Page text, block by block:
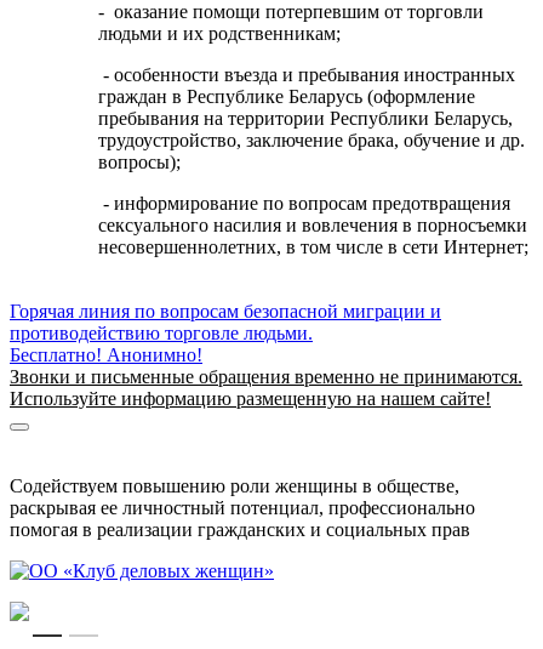
- оказание помощи потерпевшим от торговли
людьми и их родственникам;
- особенности въезда и пребывания иностранных
граждан в Республике Беларусь (оформление
пребывания на территории Республики Беларусь,
трудоустройство, заключение брака, обучение и др.
вопросы);
- информирование по вопросам предотвращения
сексуального насилия и вовлечения в порносъемки
несовершеннолетних, в том числе в сети Интернет;
Горячая линия по вопросам безопасной миграции и
противодействию торговле людьми.
Бесплатно! Анонимно!
Звонки и письменные обращения временно не принимаются.
Используйте информацию размещенную на нашем сайте!
Содействуем повышению роли женщины в обществе,
раскрывая ее личностный потенциал, профессионально
помогая в реализации гражданских и социальных прав
RUEN